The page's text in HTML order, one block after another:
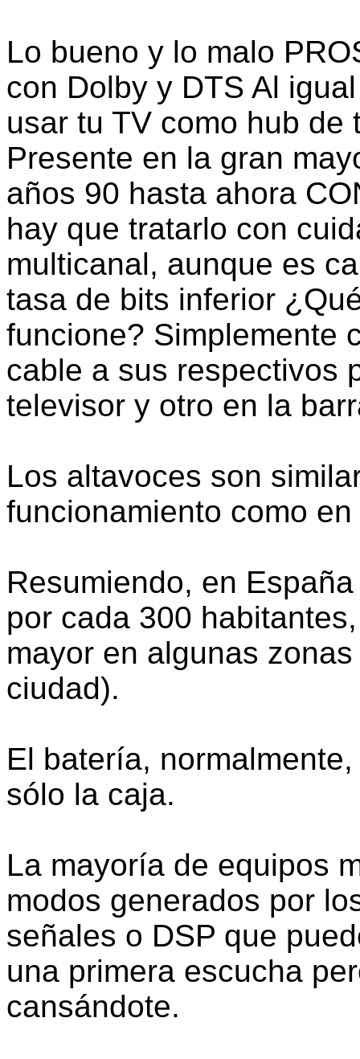
Lo bueno y lo malo
con Dolby y DTS Al
usar tu TV como hub de
Presente en la gran
años 90 hasta ahora
hay que tratarlo con
multicanal, aunque es
tasa de bits inferior
funcione? Simplemente
cable a sus respectivos
televisor y otro en la
Los altavoces son
funcionamiento como
Resumiendo, en
por cada 300
mayor en algunas
ciudad).
El batería,
sólo la caja.
La mayoría de equipos
modos generados por
señales o DSP que
una primera escucha
cansándote.